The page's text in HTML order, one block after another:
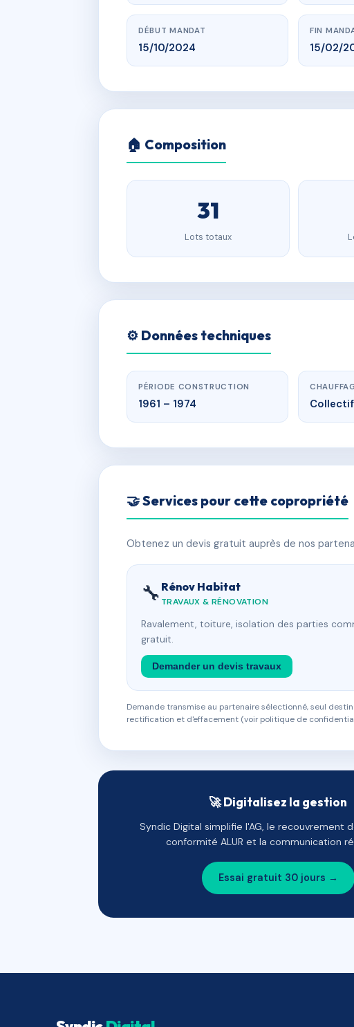
DÉBUT MANDAT
15/10/2024
FIN
15/02/
🏠 Composition
31
Lots totaux
⚙️ Données techniques
PÉRIODE CONSTRUCTION
1961 – 1974 Collectif
🤝 Services pour cette copropriété
Obtenez un devis gratuit auprès de nos
🔧 Rénov Habitat
TRAVAUX & RÉNOVATION
Ravalement, toiture, isolation des parties
gratuit.
Demander un devis travaux
Demande transmise au partenaire sélectionné, seul
rectification et d'effacement (voir politique de
🚀 Digitalisez la gestion
Syndic Digital simplifie l'AG, le recouvrement
conformité ALUR et la communication
Essai gratuit 30 jours →